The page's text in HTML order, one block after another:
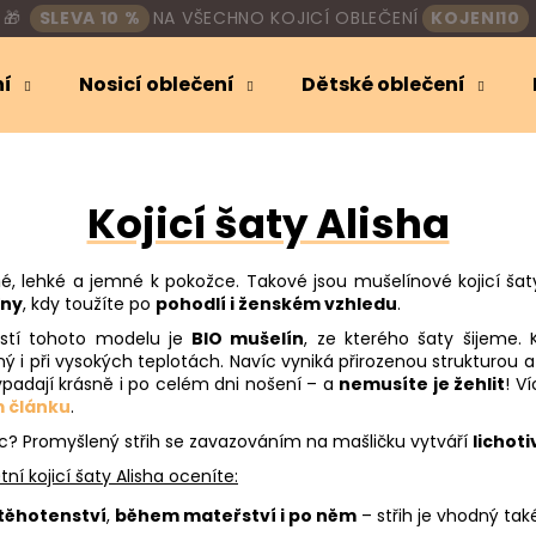
🎁 SLEVA 10 % NA VŠECHNO KOJICÍ OBLEČENÍ KOJENI10
Nosicí oblečení Dětské oblečení
Kojicí šaty Alisha
lehké a jemné k pokožce. Takové jsou mušelínové kojicí
, kdy toužíte po pohodlí i ženském vzhledu.
tohoto modelu je BIO mušelín, ze kterého šaty šijeme.
i při vysokých teplotách. Navíc vyniká přirozenou
krásně i po celém dni nošení – a nemusíte je žehlit!
článku.
Promyšlený střih se zavazováním na mašličku vytváří
kojicí šaty Alisha oceníte:
, během mateřství i po něm – střih je vhodný
Co potřebujete najít?
HLEDAT
Doporučujeme